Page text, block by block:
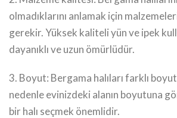
olmadıklarını anlamak için
gerekir. Yüksek kaliteli yün ve ipek
dayanıklı ve uzun ömürlüdür.
3. Boyut: Bergama halıları farklı
nedenle evinizdeki alanın boyutuna
bir halı seçmek önemlidir.